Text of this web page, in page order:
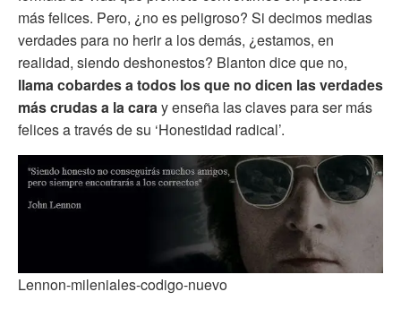
más felices. Pero, ¿no es peligroso? Si decimos medias
verdades para no herir a los demás, ¿estamos, en
realidad, siendo deshonestos? Blanton dice que no,
llama cobardes a todos los que no dicen las verdades
más crudas a la caray enseña las claves para ser más
felices a través de su ‘Honestidad radical’.
Lennon-mileniales-codigo-nuevo